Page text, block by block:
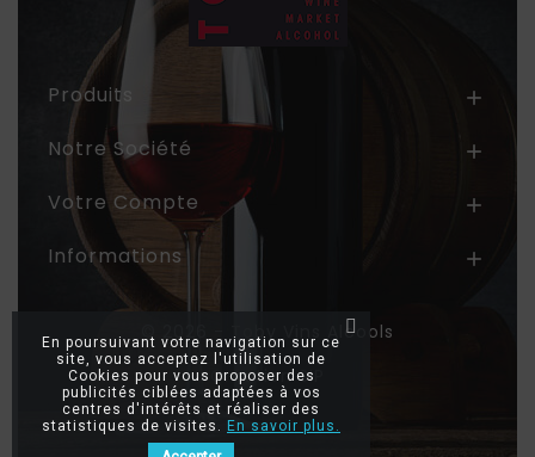
Produits 
Notre Société 
Votre Compte 
Informations 
© 2026 - Toby Vins Alcools
Création SIP
En poursuivant votre navigation sur ce
site, vous acceptez l'utilisation de
Cookies pour vous proposer des
publicités ciblées adaptées à vos
centres d'intérêts et réaliser des
statistiques de visites. En savoir plus.